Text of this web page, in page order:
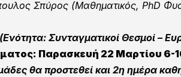
Σπύρος (Μαθηματικός, PhD
Συνταγματικοί Θεσμοί –
Παρασκευή 22 Μαρτίου 6-
θα προστεθεί και 2η ημέρα